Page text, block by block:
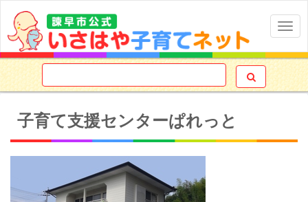

子育て支援センターぱれっと